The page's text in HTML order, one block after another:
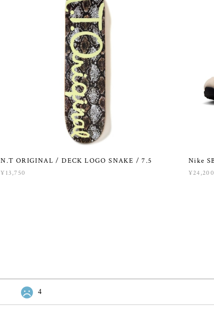
N.T ORIGINAL / DECK LOGO SNAKE / 7.5
¥13,750
Nike
¥24,200
4